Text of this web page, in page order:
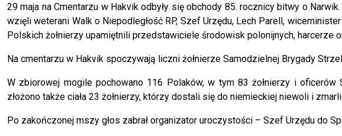
29 maja na Cmentarzu w Hakvik odbyły się obchody 85. rocznicy bitwy o
wzięli weterani Walk o Niepodległość RP, Szef Urzędu, Lech Parell,
Polskich żołnierzy upamiętnili przedstawiciele środowisk polonijnych, harcerze
Na cmentarzu w Hakvik spoczywają liczni żołnierze Samodzielnej Brygady
W zbiorowej mogile pochowano 116 Polaków, w tym 83 żołnierzy i
złożono także ciała 23 żołnierzy, którzy dostali się do niemieckiej niewoli i
Po zakończonej mszy głos zabrał organizator uroczystości – Szef Urzędu do